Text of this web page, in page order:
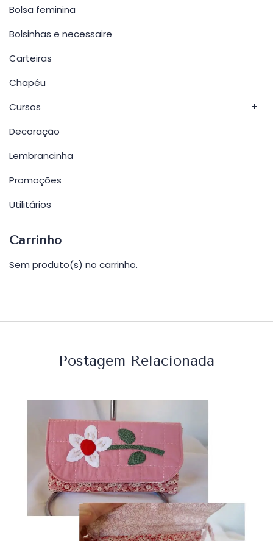
Bolsa feminina
Bolsinhas e necessaire
Carteiras
Chapéu
Cursos
Decoração
Lembrancinha
Promoções
Utilitários
Carrinho
Sem produto(s) no carrinho.
Postagem Relacionada